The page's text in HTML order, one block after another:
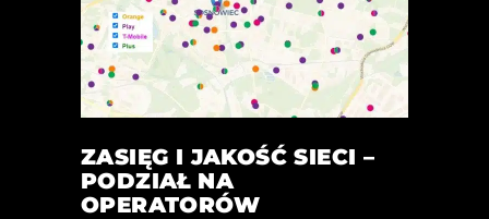
ZASIĘG I JAKOŚĆ SIECI –
PODZIAŁ NA
OPERATORÓW